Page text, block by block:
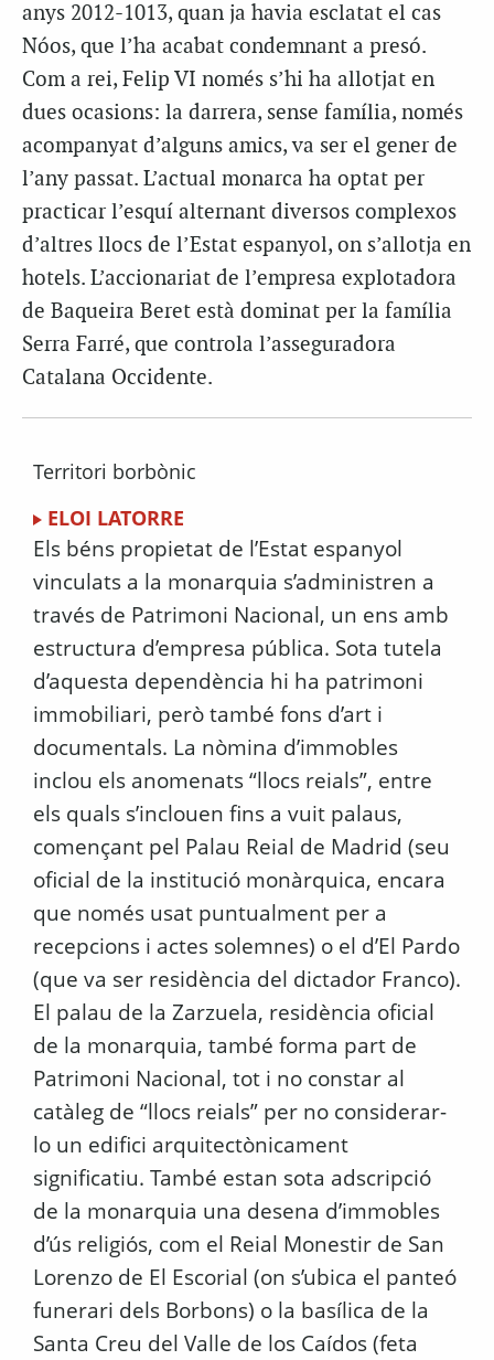
anys 2012-1013, quan ja havia esclatat el cas
Nóos, que l’ha acabat condemnant a presó.
Com a rei, Felip VI només s’hi ha allotjat en
dues ocasions: la darrera, sense família, només
acompanyat d’alguns amics, va ser el gener de
l’any passat. L’actual monarca ha optat per
practicar l’esquí alternant diversos complexos
d’altres llocs de l’Estat espanyol, on s’allotja en
hotels. L’accionariat de l’empresa explotadora
de Baqueira Beret està dominat per la família
Serra Farré, que controla l’asseguradora
Catalana Occidente.
Territori borbònic
ELOI LATORRE
Els béns propietat de l’Estat espanyol
vinculats a la monarquia s’administren a
través de Patrimoni Nacional, un ens amb
estructura d’empresa pública. Sota tutela
d’aquesta dependència hi ha patrimoni
immobiliari, però també fons d’art i
documentals. La nòmina d’immobles
inclou els anomenats “llocs reials”, entre
els quals s’inclouen fins a vuit palaus,
començant pel Palau Reial de Madrid (seu
oficial de la institució monàrquica, encara
que només usat puntualment per a
recepcions i actes solemnes) o el d’El Pardo
(que va ser residència del dictador Franco).
El palau de la Zarzuela, residència oficial
de la monarquia, també forma part de
Patrimoni Nacional, tot i no constar al
catàleg de “llocs reials” per no considerar-
lo un edifici arquitectònicament
significatiu. També estan sota adscripció
de la monarquia una desena d’immobles
d’ús religiós, com el Reial Monestir de San
Lorenzo de El Escorial (on s’ubica el panteó
funerari dels Borbons) o la basílica de la
Santa Creu del Valle de los Caídos (feta